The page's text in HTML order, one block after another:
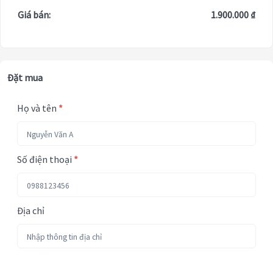
Giá bán: 1.900.000 ₫
Đặt mua
Họ và tên *
Số điện thoại *
Địa chỉ